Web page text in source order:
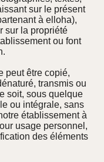
sur le présent
à elloha),
sur la propriété
ou font
peut être copié,
transmis ou
soit, sous quelque
ou intégrale, sans
établissement à
usage personnel,
des éléments